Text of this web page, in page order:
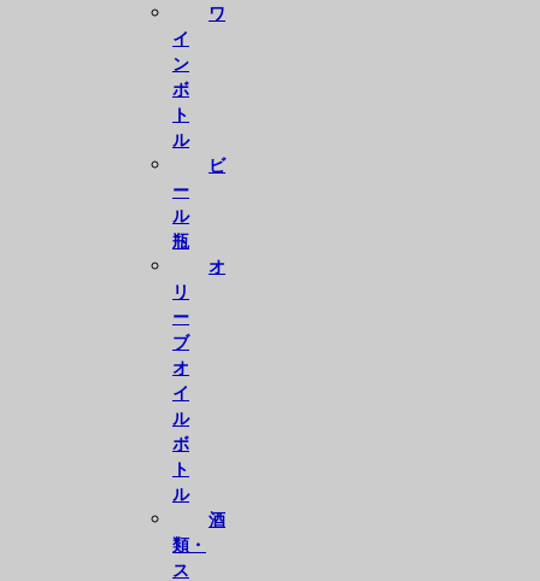
ワ
イ
ン
ボ
ト
ル
ビ
ー
ル
瓶
オ
リ
ー
ブ
オ
イ
ル
ボ
ト
ル
酒
類・
ス